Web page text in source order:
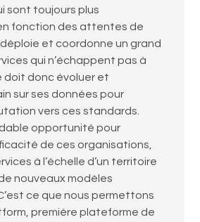
sont toujours plus
fonction des attentes de
déploie et coordonne un grand
qui n’échappent pas à
doit donc évoluer et
sur ses données pour
vers ces standards.
opportunité pour
de ces organisations,
à l’échelle d’un territoire
nouveaux modèles
ce que nous permettons
première plateforme de